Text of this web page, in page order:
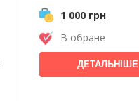
1 000 грн
В обране
ДЕТАЛЬНІШЕ